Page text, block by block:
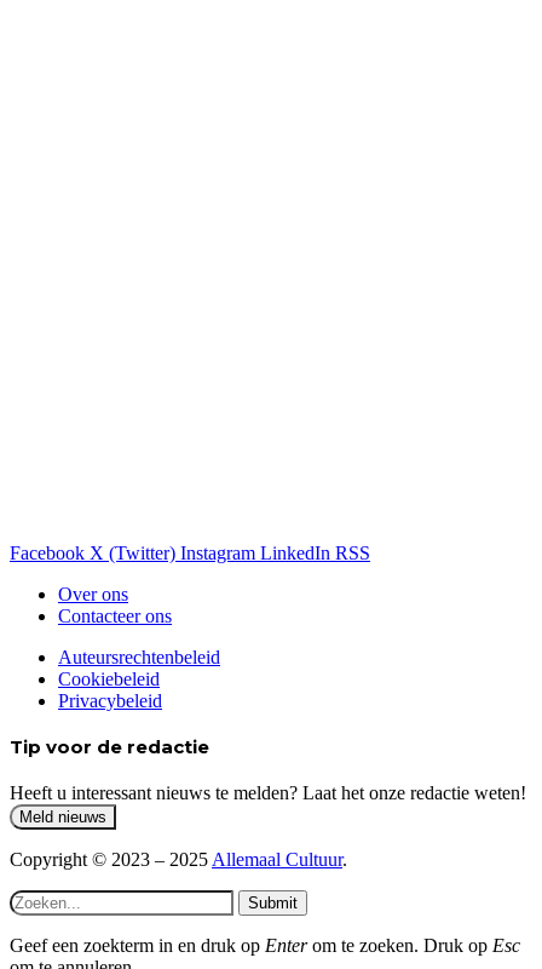
Facebook X (Twitter) Instagram LinkedIn RSS
Over ons
Contacteer ons
Auteursrechtenbeleid
Cookiebeleid
Privacybeleid
Tip voor de redactie
Heeft u interessant nieuws te melden? Laat het onze redactie weten!
Copyright © 2023 – 2025Allemaal Cultuur.
Submit
Geef een zoekterm in en druk op Enterom te zoeken. Druk op Esc